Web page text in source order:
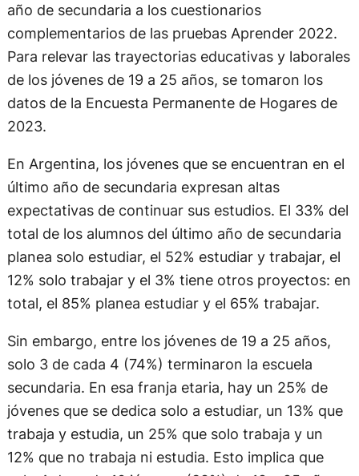
año de secundaria a los cuestionarios
complementarios de las pruebas Aprender 2022.
Para relevar las trayectorias educativas y laborales
de los jóvenes de 19 a 25 años, se tomaron los
datos de la Encuesta Permanente de Hogares de
2023.
En Argentina, los jóvenes que se encuentran en el
último año de secundaria expresan altas
expectativas de continuar sus estudios. El 33% del
total de los alumnos del último año de secundaria
planea solo estudiar, el 52% estudiar y trabajar, el
12% solo trabajar y el 3% tiene otros proyectos: en
total, el 85% planea estudiar y el 65% trabajar.
Sin embargo, entre los jóvenes de 19 a 25 años,
solo 3 de cada 4 (74%) terminaron la escuela
secundaria. En esa franja etaria, hay un 25% de
jóvenes que se dedica solo a estudiar, un 13% que
trabaja y estudia, un 25% que solo trabaja y un
12% que no trabaja ni estudia. Esto implica que